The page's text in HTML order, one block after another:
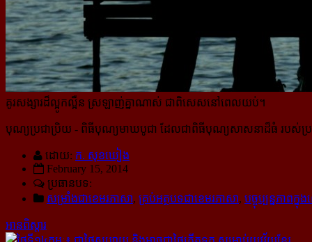
គូរសង្សារដ៏ល្អូកល្អឺន ស្រឡាញ់គ្នាណាស់ ជាពិសេសនៅពេលយប់។
បុណ្យប្រជាប្រិយ - ពិធីបុណ្យមាឃបូជា ដែលជាពិធីបុណ្យសាសនាដ៏ធំ របស់ប្រ
ដោយ: ក. សុខឃៀង
February 15, 2014
ប្រធានបទ:
សម្រាំងជាខេមរភាសា, គ្រប់អត្ថបទជាខេមរភាសា, បច្ចុប្បន្នភាពក្នុ
អានពិស្ដារ